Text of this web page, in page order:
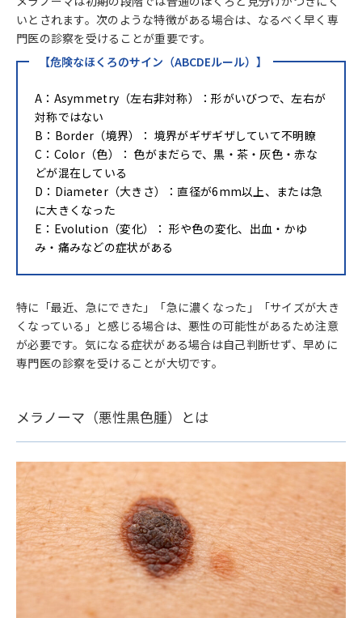
いとされます。次のような特徴がある場合は、なるべく早く専
門医の診察を受けることが重要です。
【危険なほくろのサイン（ABCDEルール）】
A：Asymmetry（左右非対称）：形がいびつで、左右が
対称ではない
B：Border（境界）： 境界がギザギザしていて不明瞭
C：Color（色）： 色がまだらで、黒・茶・灰色・赤な
どが混在している
D：Diameter（大きさ）：直径が6mm以上、または急
に大きくなった
E：Evolution（変化）： 形や色の変化、出血・かゆ
み・痛みなどの症状がある
特に「最近、急にできた」「急に濃くなった」「サイズが大き
くなっている」と感じる場合は、悪性の可能性があるため注意
が必要です。気になる症状がある場合は自己判断せず、早めに
専門医の診察を受けることが大切です。
メラノーマ（悪性黒色腫）とは